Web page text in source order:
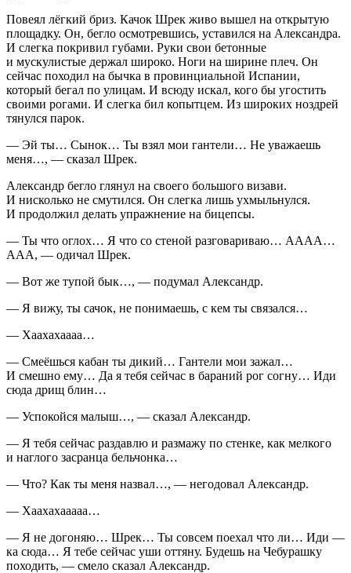
Повеял лёгкий бриз. Качок Шрек живо вышел на открытую
площадку. Он, бегло осмотревшись, уставился на Александра.
И слегка покривил губами. Руки свои бетонные
и мускулистые держал широко. Ноги на ширине плеч. Он
сейчас походил на бычка в провинциальной Испании,
который бегал по улицам. И всюду искал, кого бы угостить
своими рогами. И слегка бил копытцем. Из широких ноздрей
тянулся парок.
— Эй ты… Сынок… Ты взял мои гантели… Не уважаешь
меня…, — сказал Шрек.
Александр бегло глянул на своего большого визави.
И нисколько не смутился. Он слегка лишь ухмыльнулся.
И продолжил делать упражнение на бицепсы.
— Ты что оглох… Я что со стеной разговариваю… АААА…
ААА, — одичал Шрек.
— Вот же тупой бык…, — подумал Александр.
— Я вижу, ты сачок, не понимаешь, с кем ты связался…
— Хаахахаааа…
— Смеёшься кабан ты дикий… Гантели мои зажал…
И смешно ему… Да я тебя сейчас в бараний рог согну… Иди
сюда дрищ блин…
— Успокойся малыш…, — сказал Александр.
— Я тебя сейчас раздавлю и размажу по стенке, как мелкого
и наглого засранца бельчонка…
— Что? Как ты меня назвал…, — негодовал Александр.
— Хаахахааааа…
— Я не догоняю… Шрек… Ты совсем поехал что ли… Иди —
ка сюда… Я тебе сейчас уши оттяну. Будешь на Чебурашку
походить, — смело сказал Александр.